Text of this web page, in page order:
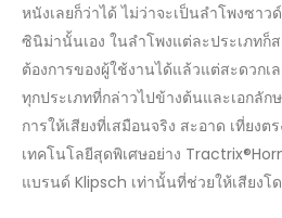
หนังเลยก็ว่าได้ ไม่ว่าจะเป็นลำโพงซาว
ซินิม่านั้นเอง ในลำโพงแต่ละประเภทก็
ต้องการของผู้ใช้งานได้แล้วแต่สะดวก
ทุกประเภทที่กล่าวไปข้างต้นและเอกลัก
การให้เสียงที่เสมือนจริง สะอาด เที่ยงต
เทคโนโลยีสุดพิเศษอย่าง
แบรนด์ Klipsch เท่านั้นที่ช่วยให้เสียงโ